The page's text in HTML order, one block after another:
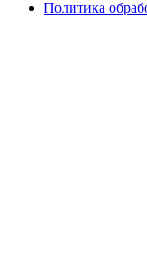
Политика